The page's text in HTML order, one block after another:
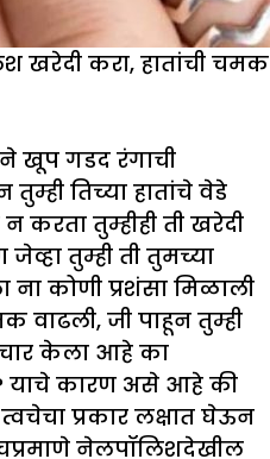
खरेदी करा, हातांची चमक
खूप गडद रंगाची
तिच्या हातांचे वेडे
करता तुम्हीही ती खरेदी
तुम्ही ती तुमच्या
ना कोणी प्रशंसा मिळाली
वाढली, जी पाहून तुम्ही
केला आहे का
याचे कारण असे आहे की
प्रकार लक्षात घेऊन
नेलपॉलिशदेखील